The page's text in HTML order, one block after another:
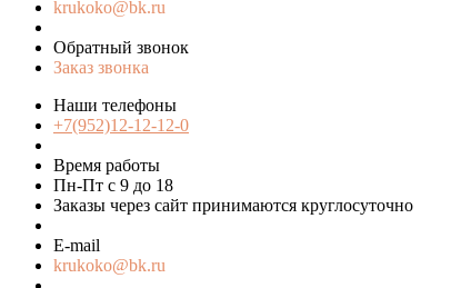
krukoko@bk.ru
Обратный звонок
Заказ звонка
Наши телефоны
+7(952)12-12-12-0
Время работы
Пн-Пт с 9 до 18
Заказы через сайт принимаются круглосуточно
E-mail
krukoko@bk.ru